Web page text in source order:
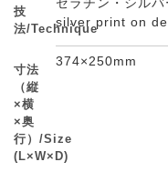
技
法/Technique
ゼラチン・シル
silver print on
寸法
（縦
×横
×奥
行）/Size
(L×W×D)
374×250mm